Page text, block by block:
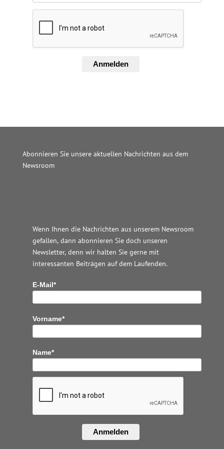
Anmelden
Abonnieren Sie unsere aktuellen Nachrichten aus dem
Newsroom
Wenn Ihnen die Nachrichten aus unserem Newsroom
gefallen, dann abonnieren Sie doch unseren
Newsletter, denn wir halten Sie gerne mit
interessanten Beiträgen auf dem Laufenden.
E-Mail*
Vorname*
Name*
Anmelden